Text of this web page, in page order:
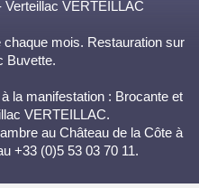
Verteillac VERTEILLAC
mois. Restauration sur
Buvette.
la manifestation : Brocante et
VERTEILLAC.
au Château de la Côte à
+33 (0)5 53 03 70 11.